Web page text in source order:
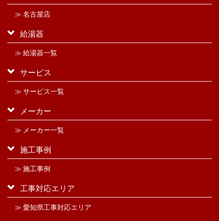
≫ 名古屋店
給湯器
≫ 給湯器一覧
サービス
≫ サービス一覧
メーカー
≫ メーカー一覧
施工事例
≫ 施工事例
工事対応エリア
≫ 愛知県工事対応エリア